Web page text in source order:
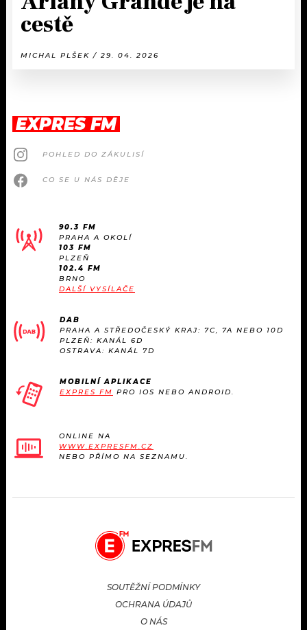
cestě
MICHAL PLŠEK / 29. 04. 2026
EXPRES FM
POHLED DO ZÁKULISÍ
CO SE U NÁS DĚJE
90.3 FM
PRAHA A OKOLÍ
103 FM
PLZEŇ
102.4 FM
BRNO
DALŠÍ VYSÍLAČE
DAB
PRAHA A STŘEDOČESKÝ KRAJ: 7C, 7A NEBO 10D
PLZEŇ: KANÁL 6D
OSTRAVA: KANÁL 7D
MOBILNÍ APLIKACE
EXPRES FM PRO IOS NEBO ANDROID.
ONLINE NA
WWW.EXPRESFM.CZ
NEBO PŘÍMO NA SEZNAMU.
SOUTĚŽNÍ PODMÍNKY
OCHRANA ÚDAJŮ
O NÁS